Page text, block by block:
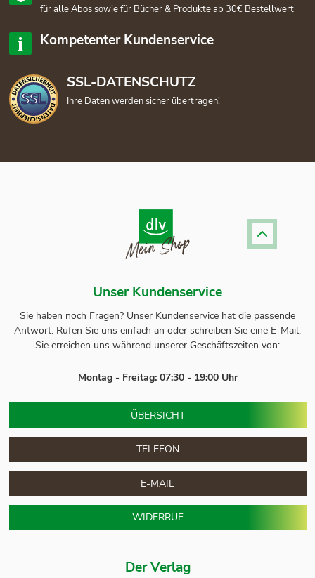
für alle Abos sowie für Bücher & Produkte ab 30€ Bestellwert
Kompetenter Kundenservice
SSL-DATENSCHUTZ
Ihre Daten werden sicher übertragen!
Der Verlag
Unser Kundenservice
Sie haben noch Fragen? Unser Kundenservice hat die passende
Antwort. Rufen Sie uns einfach an oder schreiben Sie eine E-Mail.
Sie erreichen uns während unserer Geschäftszeiten von:
Montag - Freitag: 07:30 - 19:00 Uhr
ÜBERSICHT
TELEFON
E-MAIL
WIDERRUF